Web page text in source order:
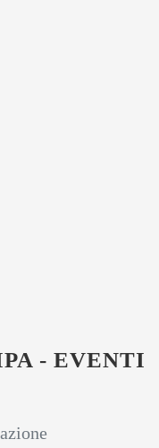
- EVENTI